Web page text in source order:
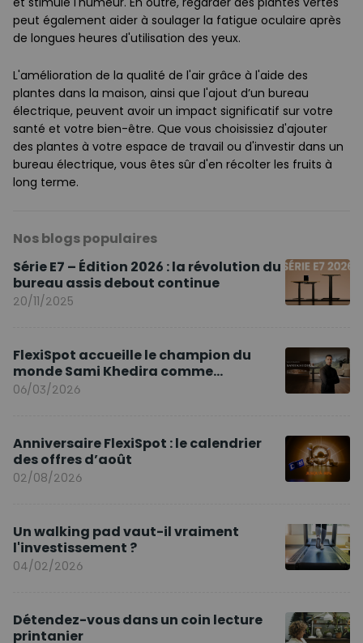
peut également aider à soulager la fatigue oculaire après
de longues heures d'utilisation des yeux.
L'amélioration de la qualité de l'air grâce à l'aide des
plantes dans la maison, ainsi que l'ajout d’un bureau
électrique, peuvent avoir un impact significatif sur votre
santé et votre bien-être. Que vous choisissiez d'ajouter
des plantes à votre espace de travail ou d'investir dans un
bureau électrique, vous êtes sûr d'en récolter les fruits à
long terme.
Nos blogs populaires
Série E7 – Édition 2026 : la révolution du
bureau assis debout continue
20/11/2025
FlexiSpot accueille le champion du
monde Sami Khedira comme
ambassadeur de la marque en Europe
06/03/2026
Anniversaire FlexiSpot : le calendrier
des offres d’août
02/08/2026
Un walking pad vaut-il vraiment
l'investissement ?
04/02/2026
Détendez-vous dans un coin lecture
printanier